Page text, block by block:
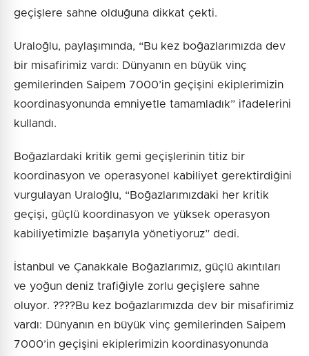
geçişlere sahne olduğuna dikkat çekti.
Uraloğlu, paylaşımında, “Bu kez boğazlarımızda dev
bir misafirimiz vardı: Dünyanın en büyük vinç
gemilerinden Saipem 7000’in geçişini ekiplerimizin
koordinasyonunda emniyetle tamamladık” ifadelerini
kullandı.
Boğazlardaki kritik gemi geçişlerinin titiz bir
koordinasyon ve operasyonel kabiliyet gerektirdiğini
vurgulayan Uraloğlu, “Boğazlarımızdaki her kritik
geçişi, güçlü koordinasyon ve yüksek operasyon
kabiliyetimizle başarıyla yönetiyoruz” dedi.
İstanbul ve Çanakkale Boğazlarımız, güçlü akıntıları
ve yoğun deniz trafiğiyle zorlu geçişlere sahne
oluyor. ????Bu kez boğazlarımızda dev bir misafirimiz
vardı: Dünyanın en büyük vinç gemilerinden Saipem
7000’in geçişini ekiplerimizin koordinasyonunda